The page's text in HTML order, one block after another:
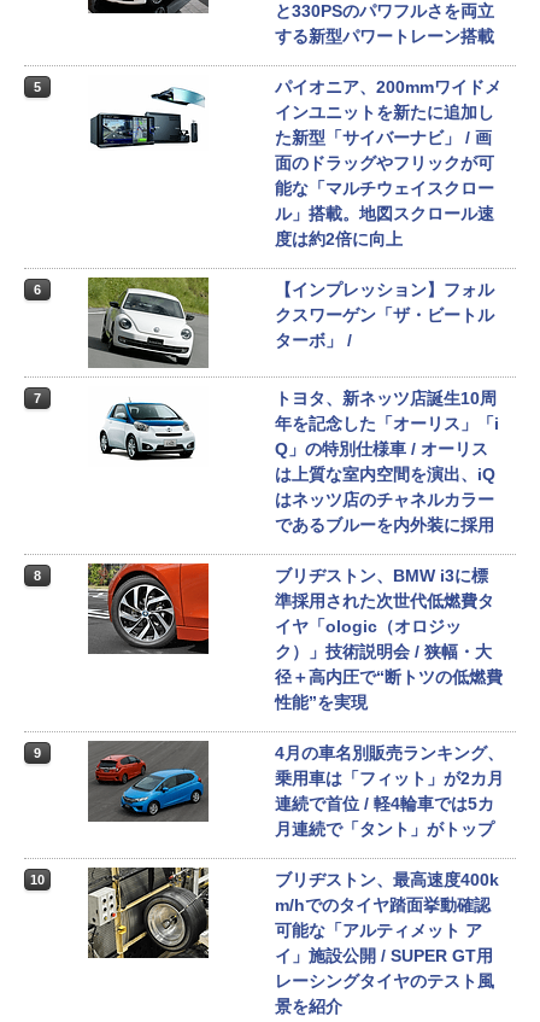
と330PSのパワフルさを両立
する新型パワートレーン搭載
5
パイオニア、200mmワイドメ
インユニットを新たに追加し
た新型「サイバーナビ」 / 画
面のドラッグやフリックが可
能な「マルチウェイスクロー
ル」搭載。地図スクロール速
度は約2倍に向上
6
【インプレッション】フォル
クスワーゲン「ザ・ビートル
ターボ」 /
7
トヨタ、新ネッツ店誕生10周
年を記念した「オーリス」「i
Q」の特別仕様車 / オーリス
は上質な室内空間を演出、iQ
はネッツ店のチャネルカラー
であるブルーを内外装に採用
8
ブリヂストン、BMW i3に標
準採用された次世代低燃費タ
イヤ「ologic（オロジッ
ク）」技術説明会 / 狭幅・大
径＋高内圧で“断トツの低燃費
性能”を実現
9
4月の車名別販売ランキング、
乗用車は「フィット」が2カ月
連続で首位 / 軽4輪車では5カ
月連続で「タント」がトップ
10
ブリヂストン、最高速度400k
m/hでのタイヤ踏面挙動確認
可能な「アルティメット ア
イ」施設公開 / SUPER GT用
レーシングタイヤのテスト風
景を紹介